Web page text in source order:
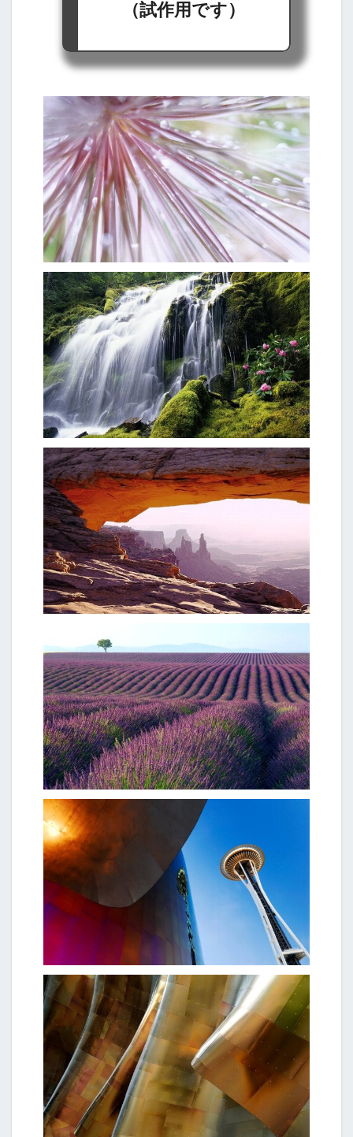
（試作用です）